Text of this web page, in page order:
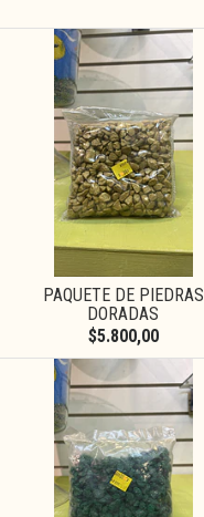
PAQUETE DE PIEDRAS
DORADAS
$5.800,00